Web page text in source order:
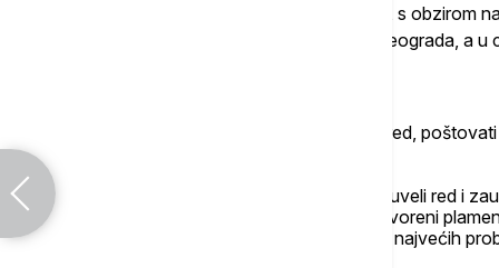
zabrane pre svega preventivno delovanje, s obzirom
obuhvaćenih objekata na teritoriji grada Beograda, a
Vesić je rekao da će se u Beogradu znati red,
"Kao što smo sistemom "Oko sokolovo" uveli red i
zaštiti građane od požara koje stvaraju otvoreni
rešenjem za buku koja je postala jedan od najvećih